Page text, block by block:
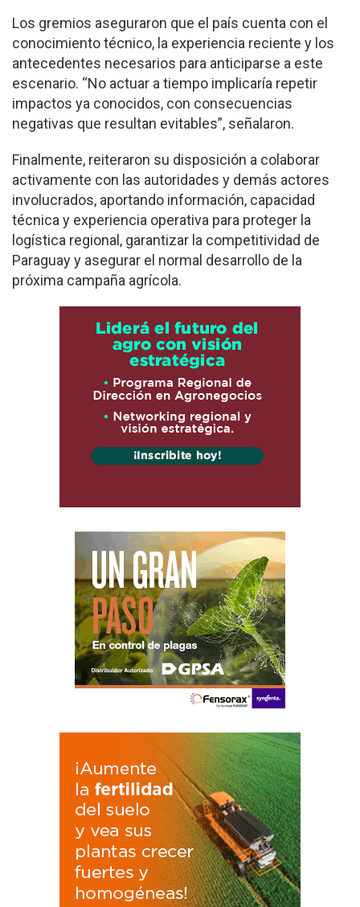
Los gremios aseguraron que el país cuenta con el
conocimiento técnico, la experiencia reciente y los
antecedentes necesarios para anticiparse a este
escenario. “No actuar a tiempo implicaría repetir
impactos ya conocidos, con consecuencias
negativas que resultan evitables”, señalaron.
Finalmente, reiteraron su disposición a colaborar
activamente con las autoridades y demás actores
involucrados, aportando información, capacidad
técnica y experiencia operativa para proteger la
logística regional, garantizar la competitividad de
Paraguay y asegurar el normal desarrollo de la
próxima campaña agrícola.